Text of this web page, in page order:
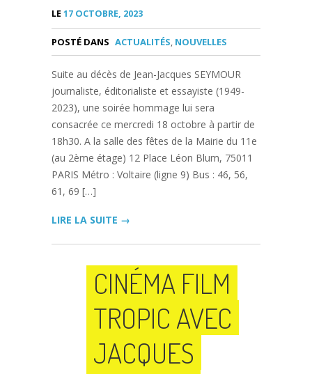
LE 17 OCTOBRE, 2023
POSTÉ DANS ACTUALITÉS, NOUVELLES
Suite au décès de Jean-Jacques SEYMOUR
journaliste, éditorialiste et essayiste (1949-
2023), une soirée hommage lui sera
consacrée ce mercredi 18 octobre à partir de
18h30. A la salle des fêtes de la Mairie du 11e
(au 2ème étage) 12 Place Léon Blum, 75011
PARIS Métro : Voltaire (ligne 9) Bus : 46, 56,
61, 69 […]
LIRE LA SUITE →
CINÉMA FILM
TROPIC AVEC
JACQUES